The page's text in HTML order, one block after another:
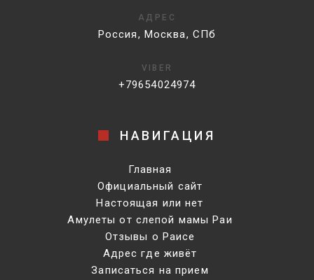
АДРЕС
Россия, Москва, СПб
VIBER
+79654024974
НАВИГАЦИЯ
Главная
Официальный сайт
Настоящая или нет
Амулеты от слепой мамы Раи
Отзывы о Раисе
Адрес где живёт
Записаться на прием